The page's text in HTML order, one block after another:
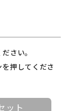
さい。
押してくださ